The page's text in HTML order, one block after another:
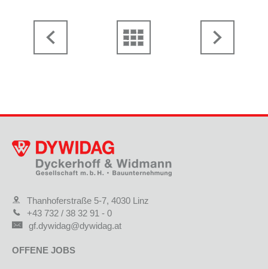
Thanhoferstraße 5-7, 4030 Linz
+43 732 / 38 32 91 - 0
gf.dywidag@dywidag.at
OFFENE JOBS